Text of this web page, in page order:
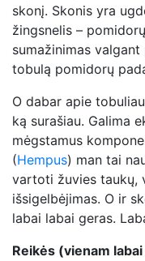
skonį. Skonis yra
žingsnelis –
sumažinimas
tobulą pomidorų
O dabar apie
ką surašiau. Galima
mėgstamus
(Hempus) man tai
vartoti žuvies taukų,
išsigelbėjimas. O ir
labai labai geras.
Reikės (vienam